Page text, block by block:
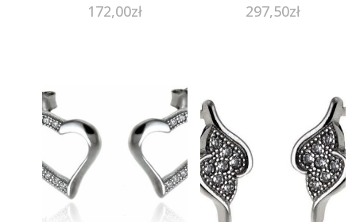
172,00zł 297,50zł